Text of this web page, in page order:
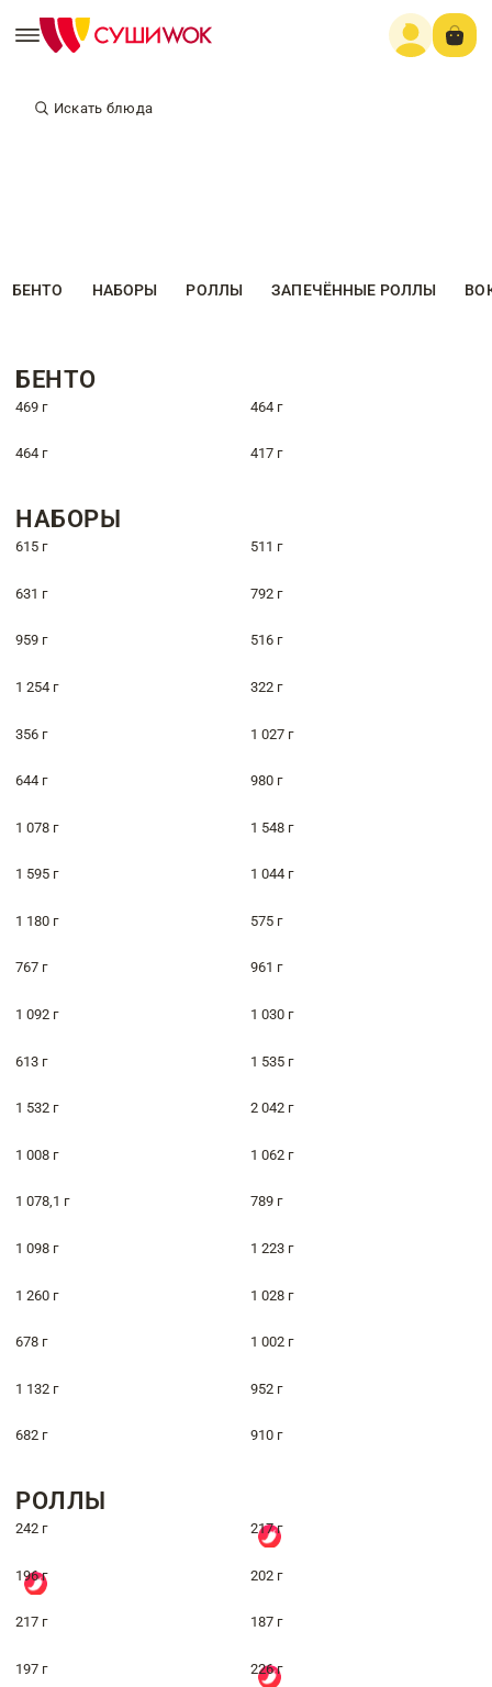
Искать блюда
БЕНТО НАБОРЫ РОЛЛЫ ЗАПЕЧЁННЫЕ РОЛЛЫ
БЕНТО
469 г 464 г
464 г 417 г
НАБОРЫ
615 г 511 г
631 г 792 г
959 г 516 г
1 254 г 322 г
356 г 1 027 г
644 г 980 г
1 078 г 1 548 г
1 595 г 1 044 г
1 180 г 575 г
767 г 961 г
1 092 г 1 030 г
613 г 1 535 г
1 532 г 2 042 г
1 008 г 1 062 г
1 078,1 г 789 г
1 098 г 1 223 г
1 260 г 1 028 г
678 г 1 002 г
1 132 г 952 г
682 г 910 г
РОЛЛЫ
242 г 217 г
196 г 202 г
217 г 187 г
197 г 226 г